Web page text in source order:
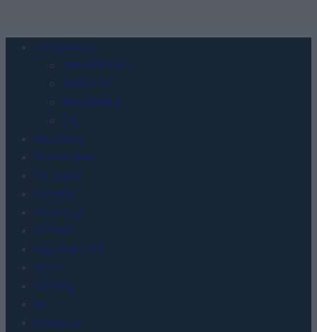
Urządzenia
SMARTFONY
TABLETY
WEARABLE
TV
Recenzje
Porównania
Co kupić
Porady
Promocje
FinTech
Hardware PC
Moto
Gaming
AI
Redakcja